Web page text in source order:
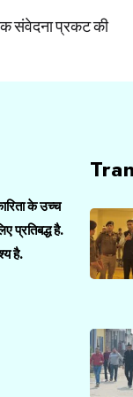
संवेदना प्रकट की
के उच्च
प्रतिबद्ध है.
है.